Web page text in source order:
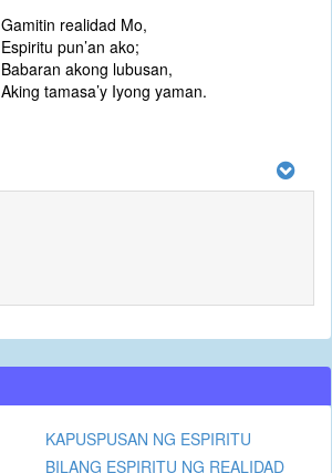
Gamitin realidad Mo,
Espiritu pun’an ako;
Babaran akong lubusan,
Aking tamasa’y Iyong yaman.
KAPUSPUSAN NG ESPIRITU
BILANG ESPIRITU NG REALIDAD